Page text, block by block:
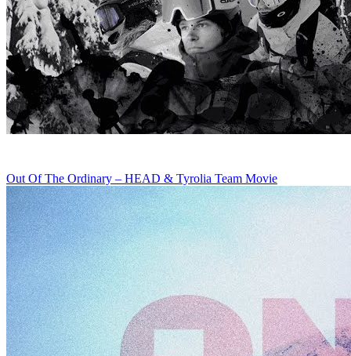
Out Of The Ordinary – HEAD & Tyrolia Team Movie